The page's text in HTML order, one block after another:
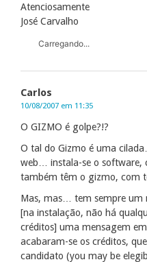
Atenciosamente
José Carvalho
Carregando...
Carlos
10/08/2007 em 11:35
O GIZMO é golpe?!?
O tal do Gizmo é uma
web… instala-se o software,
também têm o gizmo, com
Mas, mas… tem sempre um
[na instalação, não há
créditos] uma mensagem
acabaram-se os créditos,
candidato (you may be